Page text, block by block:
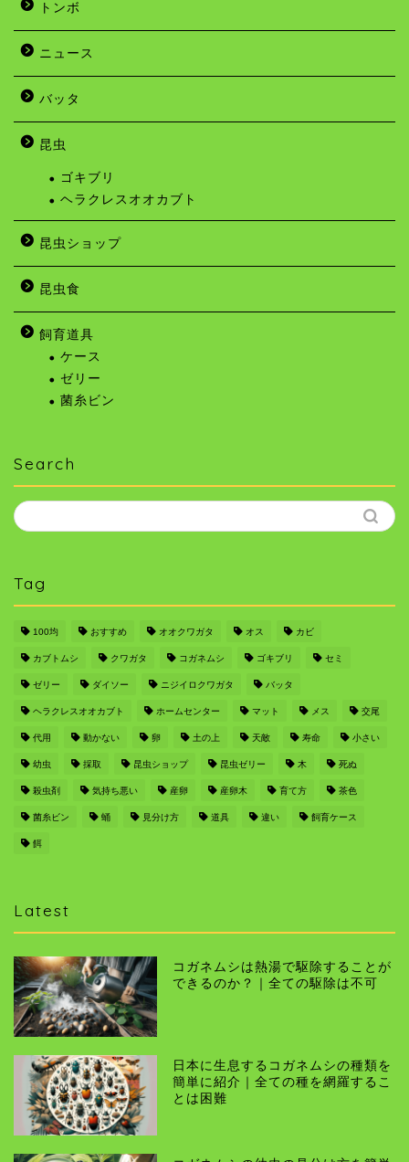
トンボ
ニュース
バッタ
昆虫
ゴキブリ
ヘラクレスオオカブト
昆虫ショップ
昆虫食
飼育道具
ケース
ゼリー
菌糸ビン
Search
Tag
100均 おすすめ オオクワガタ オス カビ
カブトムシ クワガタ コガネムシ ゴキブリ セミ
ゼリー ダイソー ニジイロクワガタ バッタ
ヘラクレスオオカブト ホームセンター マット メス 交尾
代用 動かない 卵 土の上 天敵 寿命 小さい
幼虫 採取 昆虫ショップ 昆虫ゼリー 木 死ぬ
殺虫剤 気持ち悪い 産卵 産卵木 育て方 茶色
菌糸ビン 蛹 見分け方 道具 違い 飼育ケース
餌
Latest
コガネムシは熱湯で駆除することが
できるのか？｜全ての駆除は不可
日本に生息するコガネムシの種類を
簡単に紹介｜全ての種を網羅するこ
とは困難